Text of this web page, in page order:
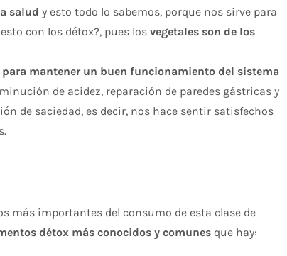
salud y esto todo lo sabemos, porque nos sirve para
con los détox?, pues losvegetales son de los
mantener un buen funcionamiento del sistema
de acidez, reparación de paredes gástricas y
de saciedad, es decir, nos hace sentir satisfechos
más importantes del consumo de esta clase de
détox más conocidos y comunesque hay: